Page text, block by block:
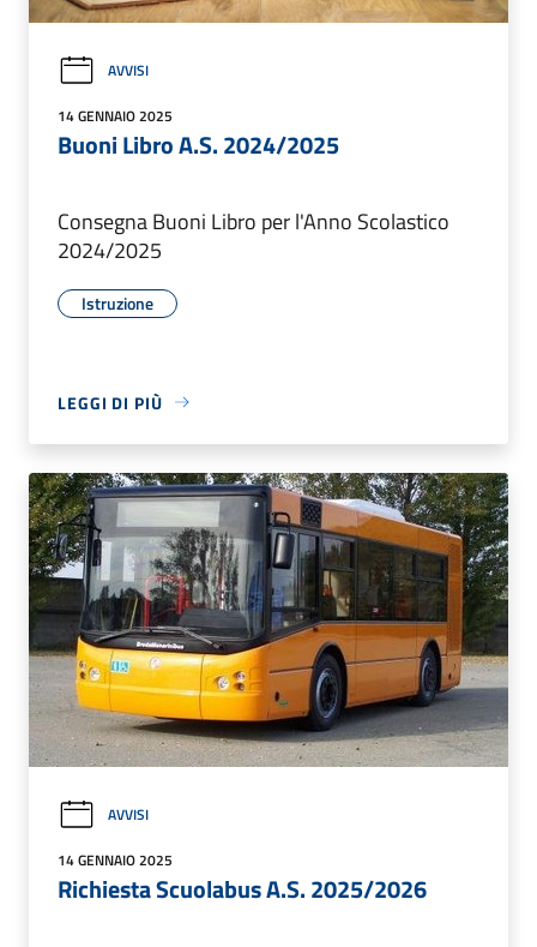
AVVISI
14 GENNAIO 2025
Buoni Libro A.S. 2024/2025
Consegna Buoni Libro per l'Anno Scolastico
2024/2025
Istruzione
LEGGI DI PIÙ
AVVISI
14 GENNAIO 2025
Richiesta Scuolabus A.S. 2025/2026